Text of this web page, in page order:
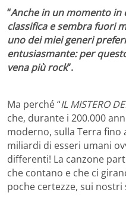
“Anche in un momento in
classifica e sembra fuori
uno dei miei generi
entusiasmante: per
vena più rock”.
Ma perché “IL MISTERO
che, durante i 200.000
moderno, sulla Terra fino
miliardi di esseri umani
differenti! La canzone
che contano e che ci
poche certezze, sui